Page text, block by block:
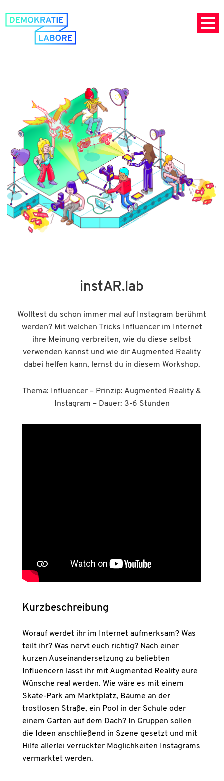
instAR.lab
Wolltest du schon immer mal auf Instagram berühmt
werden? Mit welchen Tricks Influencer im Internet
ihre Meinung verbreiten, wie du diese selbst
verwenden kannst und wie dir Augmented Reality
dabei helfen kann, lernst du in diesem Workshop.
Thema: Influencer – Prinzip: Augmented Reality &
Instagram – Dauer: 3-6 Stunden
Kurzbeschreibung
Worauf werdet ihr im Internet aufmerksam? Was
teilt ihr? Was nervt euch richtig? Nach einer
kurzen Auseinandersetzung zu beliebten
Influencern lasst ihr mit Augmented Reality eure
Wünsche real werden. Wie wäre es mit einem
Skate-Park am Marktplatz, Bäume an der
trostlosen Straße, ein Pool in der Schule oder
einem Garten auf dem Dach? In Gruppen sollen
die Ideen anschließend in Szene gesetzt und mit
Hilfe allerlei verrückter Möglichkeiten Instagrams
vermarktet werden.